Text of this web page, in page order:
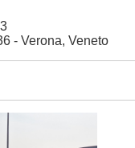
- Verona, Veneto